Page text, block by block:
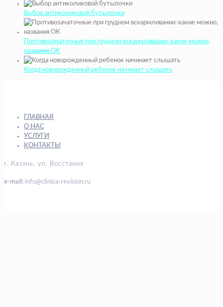
Выбор антиколиковой бутылочки
Противозачаточные при грудном вскармливании: какие можно,
названия ОК
Когда новорожденный ребенок начинает слышать
ГЛАВНАЯ
О НАС
УСЛУГИ
КОНТАКТЫ
г. Казань, ул. Восстания
e-mail: info@clinica-revision.ru